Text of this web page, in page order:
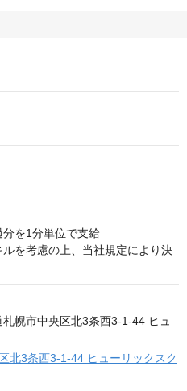
分を1分単位で支給
を考慮の上、当社規定により決
北3条西3-1-44 ヒューリックスク